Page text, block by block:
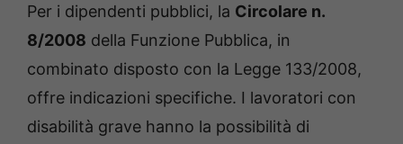
Per i dipendenti pubblici, la Circolare n.
8/2008 della Funzione Pubblica, in
combinato disposto con la Legge 133/2008,
offre indicazioni specifiche. I lavoratori con
disabilità grave hanno la possibilità di